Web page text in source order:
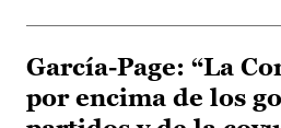
García-Page: “La
por encima de los